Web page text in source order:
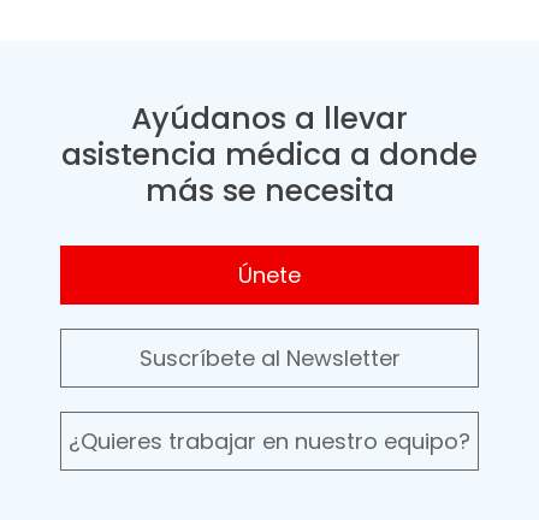
Ayúdanos a llevar
asistencia médica a donde
más se necesita
Únete
Suscríbete al Newsletter
¿Quieres trabajar en nuestro equipo?